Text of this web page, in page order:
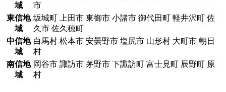
域
市
東信地
域
坂城町 上田市 東御市 小諸市 御代田町 軽井沢町 佐
久市 佐久穂町
中信地
域
白馬村 松本市 安曇野市 塩尻市 山形村 大町市 朝日
村
南信地
域
岡谷市 諏訪市 茅野市 下諏訪町 富士見町 辰野町 原
村